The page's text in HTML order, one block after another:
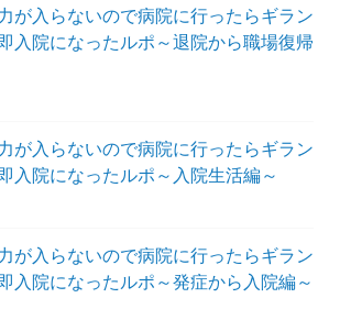
が入らないので病院に行ったらギラン
入院になったルポ～退院から職場復帰
が入らないので病院に行ったらギラン
入院になったルポ～入院生活編～
が入らないので病院に行ったらギラン
入院になったルポ～発症から入院編～